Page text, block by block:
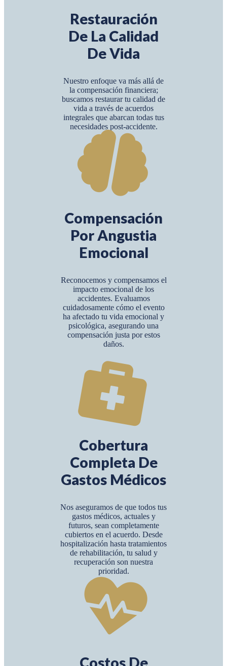
Restauración
De La Calidad
De Vida
Nuestro enfoque va más allá de
la compensación financiera;
buscamos restaurar tu calidad de
vida a través de acuerdos
integrales que abarcan todas tus
necesidades post-accidente.
Compensación
Por Angustia
Emocional
Reconocemos y compensamos el
impacto emocional de los
accidentes. Evaluamos
cuidadosamente cómo el evento
ha afectado tu vida emocional y
psicológica, asegurando una
compensación justa por estos
daños.
Cobertura
Completa De
Gastos Médicos
Nos aseguramos de que todos tus
gastos médicos, actuales y
futuros, sean completamente
cubiertos en el acuerdo. Desde
hospitalización hasta tratamientos
de rehabilitación, tu salud y
recuperación son nuestra
prioridad.
Costos De